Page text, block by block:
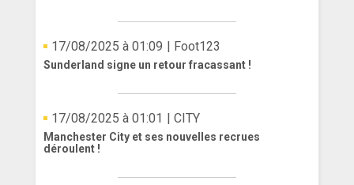
17/08/2025 à 01:09 | Foot123
Sunderland signe un retour fracassant !
17/08/2025 à 01:01 | CITY
Manchester City et ses nouvelles recrues
déroulent !